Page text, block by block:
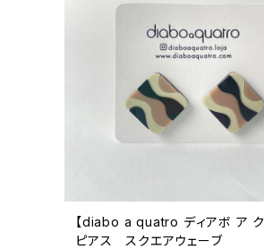
【diabo a quatro ディアボ ア ク
ピアス スクエアウェーブ